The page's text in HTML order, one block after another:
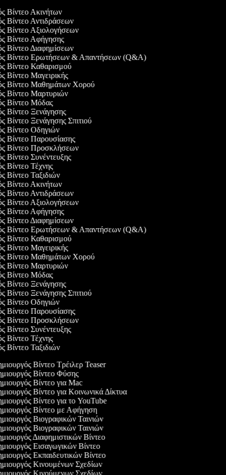
Βίντεο Ακινήτων
Βίντεο Αντιδράσεων
Βίντεο Αξιολογήσεων
Βίντεο Αφήγησης
Βίντεο Διαφημίσεων
Βίντεο Ερωτήσεων & Απαντήσεων (Q&A)
Βίντεο Καθαρισμού
Βίντεο Μαγειρικής
Βίντεο Μαθημάτων Χορού
Βίντεο Μαρτυριών
Βίντεο Μόδας
Βίντεο Ξενάγησης
Βίντεο Ξενάγησης Σπιτιού
Βίντεο Οδηγιών
Βίντεο Παρουσίασης
Βίντεο Προσκλήσεων
Βίντεο Συνέντευξης
Βίντεο Τέχνης
Βίντεο Ταξιδιών
Βίντεο Ακινήτων
Βίντεο Αντιδράσεων
Βίντεο Αξιολογήσεων
Βίντεο Αφήγησης
Βίντεο Διαφημίσεων
Βίντεο Ερωτήσεων & Απαντήσεων (Q&A)
Βίντεο Καθαρισμού
Βίντεο Μαγειρικής
Βίντεο Μαθημάτων Χορού
Βίντεο Μαρτυριών
Βίντεο Μόδας
Βίντεο Ξενάγησης
Βίντεο Ξενάγησης Σπιτιού
Βίντεο Οδηγιών
Βίντεο Παρουσίασης
Βίντεο Προσκλήσεων
Βίντεο Συνέντευξης
Βίντεο Τέχνης
Βίντεο Ταξιδιών
Βίντεο Τρέιλερ Teaser
Βίντεο Φύσης
Βίντεο για Mac
Βίντεο για Κοινωνικά Δίκτυα
Βίντεο για το YouTube
Βίντεο με Αφήγηση
Βιογραφικών Ταινιών
Βιογραφικών Ταινιών
Διαφημιστικών Βίντεο
Εισαγωγικών Βίντεο
Εκπαιδευτικών Βίντεο
Κινουμένων Σχεδίων